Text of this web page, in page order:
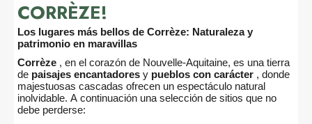
CORRÈZE!
Los lugares más bellos de Corrèze: Naturaleza y
patrimonio en maravillas
Corrèze , en el corazón de Nouvelle-Aquitaine, es una tierra
de paisajes encantadores y pueblos con carácter , donde
majestuosas cascadas ofrecen un espectáculo natural
inolvidable. A continuación una selección de sitios que no
debe perderse: